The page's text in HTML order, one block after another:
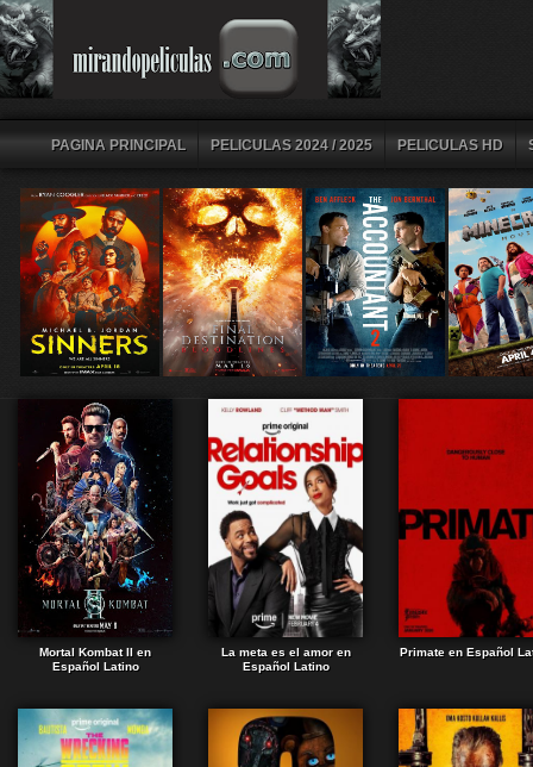
PAGINA PRINCIPAL PELICULAS 2024 / 2025 PELICULAS HD
Mortal Kombat II en
Español Latino
La meta es el amor en
Español Latino
Primate en Español